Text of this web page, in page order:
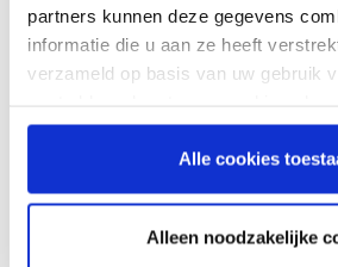
partners kunnen deze gegevens
informatie die u aan ze heeft
verzameld op basis van uw gebruik
gebruiken.
Alle cookies
Alleen noodzakelijke